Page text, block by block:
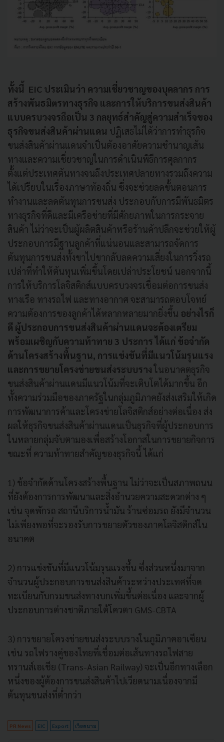
ทั้งนี้ EIC ประเมินว่า ความเชี่ยวชาญของบุคลากร การ
สร้างพันธมิตรทางธุรกิจ และการให้บริการขนส่งสินค้า
แบบครบวงจรถือเป็น 3 กลยุทธ์สำคัญสู่ความสำเร็จของ
ธุรกิจขนส่งสินค้าผ่านแดน ปฏิเสธไม่ได้ว่าการทำธุรกิจ
ขนส่งสินค้าผ่านแดนจำเป็นต้องอาศัยความชำนาญเส้น
ทางและความเชี่ยวชาญในการดำเนินพิธีการศุลกากร
ตั้งแต่ประเทศต้นทางจนถึงประเทศปลายทางรวมถึงความ
ได้เปรียบในเรื่องภาษาท้องถิ่น ซึ่งจะช่วยลดขั้นตอนการ
ทำงานและลดต้นทุนการขนส่ง ประกอบกับการมีพันธมิตร
ทางธุรกิจที่ดีและมีเครือข่ายที่มีศักยภาพในการกระจาย
สินค้า ไม่ว่าจะเป็นผู้ผลิตสินค้าหรือร้านค้าปลีกจะช่วยให้ผู้
ประกอบการมีฐานลูกค้าที่แน่นอนและสามารถจัดการ
ต้นทุนการขนส่งทั้งขาไปขากลับลดความเสี่ยงในการวิ่งรถ
เปล่าที่ทำให้ต้นทุนเพิ่มขึ้นโดยเปล่าประโยชน์ นอกจากนี้
การให้บริการโลจิสติกส์แบบครบวงจรเชื่อมต่อการขนส่ง
ทางเรือ ทางรถไฟ และทางอากาศ จะสามารถตอบโจทย์
ความต้องการของลูกค้าได้หลากหลายมากยิ่งขึ้น อย่างไรก็
ดี ผู้ประกอบการขนส่งสินค้าผ่านแดนจะต้องเตรียม
พร้อมเผชิญกับความท้าทาย 3 ประการ ได้แก่ ข้อจำกัด
ด้านโครงสร้างพื้นฐาน, การแข่งขันที่มีแนวโน้มรุนแรง
และการขยายโครงข่ายขนส่งระบบรางในอนาคตธุรกิจ
ขนส่งสินค้าผ่านแดนมีแนวโน้มที่จะเติบโตได้มากขึ้น อีก
ทั้งความร่วมมือของภาครัฐในกลุ่มภูมิภาคยังส่งเสริมให้เกิด
การพัฒนาการค้าและโครงข่ายโลจิสติกส์อย่างต่อเนื่อง ส่ง
ผลให้ธุรกิจขนส่งสินค้าผ่านแดนเป็นธุรกิจที่ผู้ประกอบการ
ในหลายกลุ่มจับตามองเพื่อสร้างโอกาสในการขยายกิจการ
ขณะที่ ความท้าทายสำคัญของธุรกิจนี้ ได้แก่
1) ข้อจำกัดด้านโครงสร้างพื้นฐาน ไม่ว่าจะเป็นสภาพถนน
ที่ยังต้องการการพัฒนาและสิ่งอำนวยความสะดวกต่าง ๆ
เช่น จุดพักรถ สถานีบริการน้ำมัน ร้านซ่อมรถ ยังมีจำนวน
ไม่เพียงพอที่จะรองรับการขยายตัวของภาคโลจิสติกส์ใน
อนาคต
2) การแข่งขันที่มีแนวโน้มรุนแรงขึ้น ซึ่งส่วนหนึ่งมาจาก
จำนวนผู้ประกอบการขนส่งสินค้าระหว่างประเทศที่จด
ทะเบียนกับกรมขนส่งทางบกเพิ่มขึ้นต่อเนื่อง และจากผู้
ประกอบการต่างชาติภายใต้โควตา GMS-CBTA
3) การขยายโครงข่ายขนส่งระบบรางในภูมิภาคอาเซียน
เช่น รถไฟรางคู่ของไทยที่เชื่อมต่อเส้นทางรถไฟสาย
ทรานส์เอเชีย (Trans-Asian Railway) จะเป็นอีกทางเลือก
หนึ่งของผู้ต้องการขนส่งสินค้าไปเวียดนามเนื่องจากมี
ต้นทุนขนส่งที่ต่ำกว่า
PR News EIC Export เวียดนาม